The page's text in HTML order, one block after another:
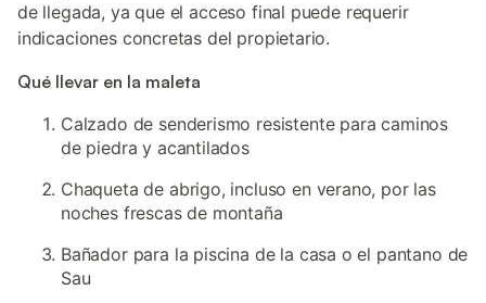
de llegada, ya que el acceso final puede requerir
indicaciones concretas del propietario.
Qué llevar en la maleta
Calzado de senderismo resistente para caminos
de piedra y acantilados
Chaqueta de abrigo, incluso en verano, por las
noches frescas de montaña
Bañador para la piscina de la casa o el pantano de
Sau